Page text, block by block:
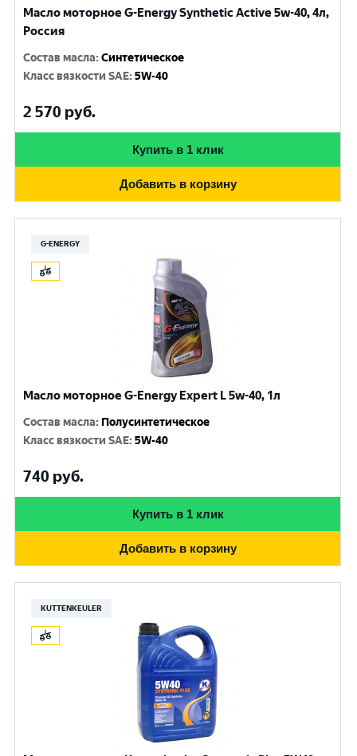
Масло моторное G-Energy Synthetic Active 5w-40, 4л,
Россия
Состав масла:Синтетическое
Класс вязкости SAE:5W-40
2 570 руб.
Купить в 1 клик
Добавить в корзину
G-ENERGY
Масло моторное G-Energy Expert L 5w-40, 1л
Состав масла: Полусинтетическое
Класс вязкости SAE:5W-40
740 руб.
Купить в 1 клик
Добавить в корзину
KUTTENKEULER